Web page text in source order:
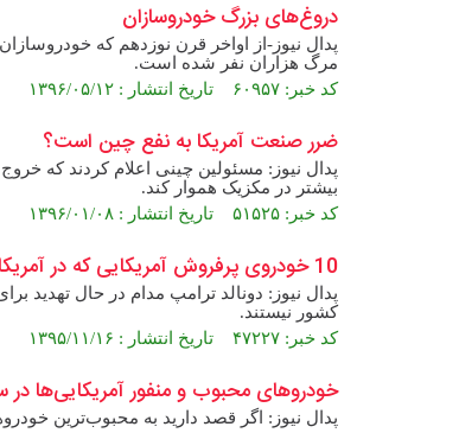
دروغ‌های بزرگ خودروسازان
پدال نیوز-از اواخر قرن نوزدهم که
مرگ هزاران نفر شده است.
کد خبر: ۶۰۹۵۷ تاریخ انتشار : ۱۳۹۶/۰۵/۱۲
ضرر صنعت آمریکا به نفع چین است؟
پدال نیوز: مسئولین چینی اعلام کردند که
بیشتر در مکزیک هموار کند.
کد خبر: ۵۱۵۲۵ تاریخ انتشار : ۱۳۹۶/۰۱/۰۸
10 خودروی پرفروش آمریکایی که در آمریکا ساخته نمی‌شوند! +تصاویر
پدال نیوز: دونالد ترامپ مدام در حال تهدید
کشور نیستند.
کد خبر: ۴۷۲۲۷ تاریخ انتشار : ۱۳۹۵/۱۱/۱۶
خودروهای محبوب و منفور آمریکایی‌ها در سال 2016
پدال نیوز: اگر قصد دارید به محبوب‌ترین خودروهای سال گذشته 2016، نگاهی بیندازید،